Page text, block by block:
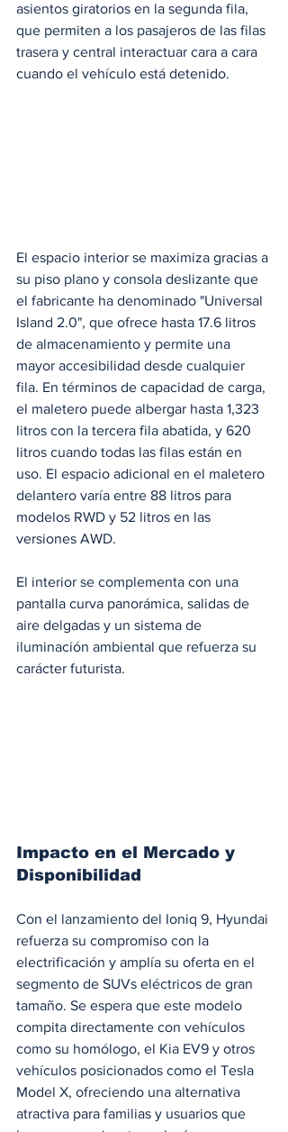
asientos giratorios en la segunda fila,
que permiten a los pasajeros de las filas
trasera y central interactuar cara a cara
cuando el vehículo está detenido.
El espacio interior se maximiza gracias a
su piso plano y consola deslizante que
el fabricante ha denominado "Universal
Island 2.0", que ofrece hasta 17.6 litros
de almacenamiento y permite una
mayor accesibilidad desde cualquier
fila. En términos de capacidad de carga,
el maletero puede albergar hasta 1,323
litros con la tercera fila abatida, y 620
litros cuando todas las filas están en
uso. El espacio adicional en el maletero
delantero varía entre 88 litros para
modelos RWD y 52 litros en las
versiones AWD.
El interior se complementa con una
pantalla curva panorámica, salidas de
aire delgadas y un sistema de
iluminación ambiental que refuerza su
carácter futurista.
Impacto en el Mercado y
Disponibilidad
Con el lanzamiento del Ioniq 9, Hyundai
refuerza su compromiso con la
electrificación y amplía su oferta en el
segmento de SUVs eléctricos de gran
tamaño. Se espera que este modelo
compita directamente con vehículos
como su homólogo, el Kia EV9 y otros
vehículos posicionados como el Tesla
Model X, ofreciendo una alternativa
atractiva para familias y usuarios que